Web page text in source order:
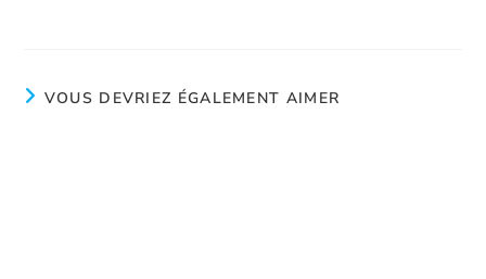
VOUS DEVRIEZ ÉGALEMENT AIMER